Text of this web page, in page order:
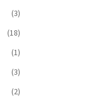
(3)
(18)
(1)
(3)
(2)